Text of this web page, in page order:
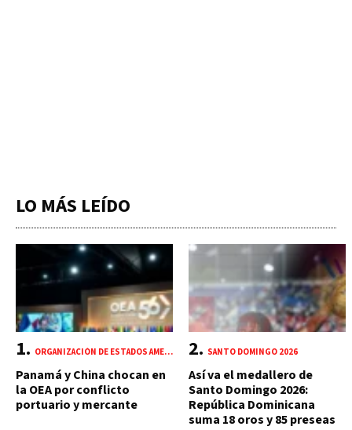
LO MÁS LEÍDO
ORGANIZACIÓN DE ESTADOS AMERICANOS (OEA)
Panamá y China chocan en
la OEA por conflicto
portuario y mercante
SANTO DOMINGO 2026
Así va el medallero de
Santo Domingo 2026:
República Dominicana
suma 18 oros y 85 preseas